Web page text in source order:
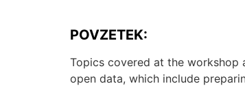
POVZETEK:
Topics covered at the workshop
open data, which include